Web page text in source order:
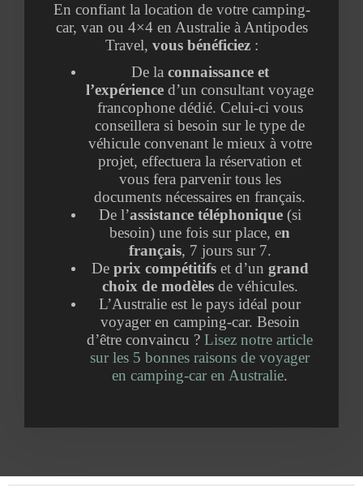
En confiant la location de votre camping-
car, van ou 4×4 en Australie à Antipodes
Travel, vous bénéficiez:
De la connaissance et
l’expérience d’un consultant voyage
francophone dédié. Celui-ci vous
conseillera si besoin sur le type de
véhicule convenant le mieux à votre
projet, effectuera la réservation et
vous fera parvenir tous les
documents nécessaires en français.
De l’assistance téléphonique(si
besoin) une fois sur place, en
français, 7 jours sur 7.
De prix compétitifset d’un grand
choix de modèlesde véhicules.
L’Australie est le pays idéal pour
voyager en camping-car. Besoin
d’être convaincu ? Lisez notre article
sur les 5 bonnes raisons de voyager
en camping-car en Australie.